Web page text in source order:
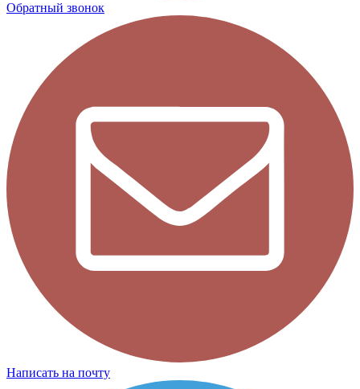
Обратный звонок
Написать на почту